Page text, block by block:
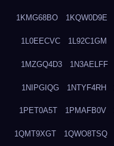
1KMG68BO 1KQW0D9E
1L0EECVC 1L92C1GM
1MZGQ4D3 1N3AELFF
1NIPGIQG 1NTYF4RH
1PET0A5T 1PMAFB0V
1QMT9XGT 1QWO8TSQ